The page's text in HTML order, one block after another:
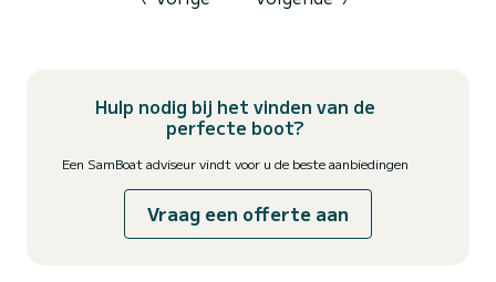
accommodatie voor negen g...
Hulp nodig bij het vinden van de
perfecte boot?
Een SamBoat adviseur vindt voor u de beste aanbiedingen
Vraag een offerte aan